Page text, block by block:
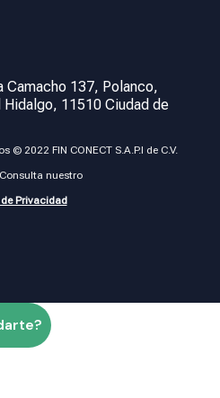
Camacho 137, Polanco,
11510 Ciudad de
© 2022 FIN CONECT S.A.P.I de C.V.
nuestro
Privacidad